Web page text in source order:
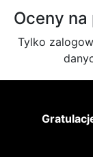
Oceny
Tylko